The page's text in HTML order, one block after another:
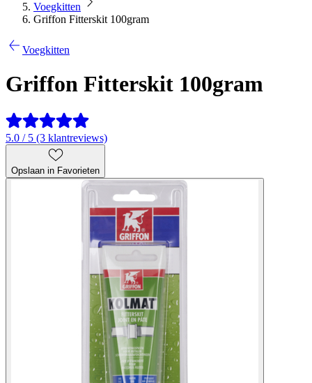
Voegkitten
Griffon Fitterskit 100gram
Voegkitten
Griffon Fitterskit 100gram
5.0 / 5 (3 klantreviews)
Opslaan in Favorieten